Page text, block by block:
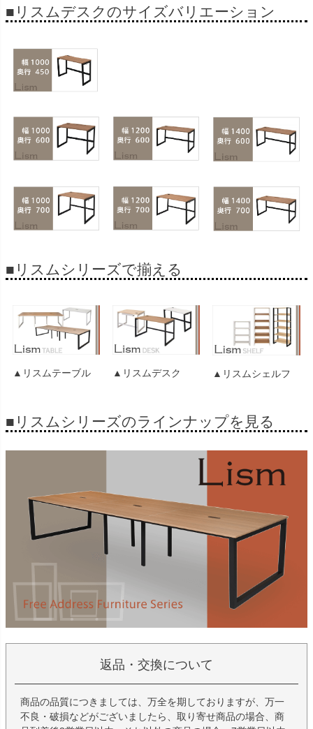
■リスムデスクのサイズバリエーション
■リスムシリーズで揃える
▲リスムテーブル ▲リスムデスク ▲リスムシェルフ
■リスムシリーズのラインナップを見る
返品・交換について
商品の品質につきましては、万全を期しておりますが、万一
不良・破損などがございましたら、取り寄せ商品の場合、商